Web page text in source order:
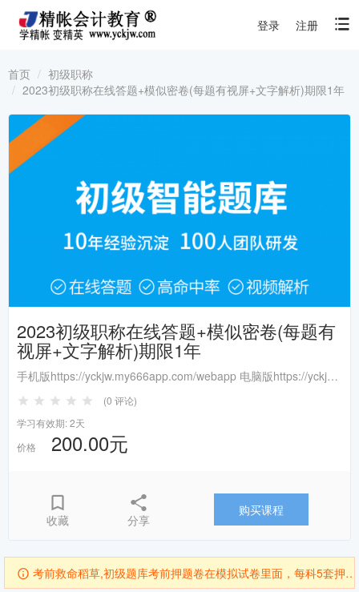
登录 注册
首页
初级职称
2023初级职称在线答题+模似密卷(每题有视屏+文字解析)期限1年
2023初级职称在线答题+模似密卷(每题有
视屏+文字解析)期限1年
手机版https://yckjw.my666app.com/webapp 电脑版https://yckjw.my666app.com
(0 评论)
学习有效期: 2天
价格
200.00元
收藏 分享
购买课程
考前救命稻草,初级题库考前押题卷在模拟试卷里面，每科5套押题试卷，已开通题库的押...